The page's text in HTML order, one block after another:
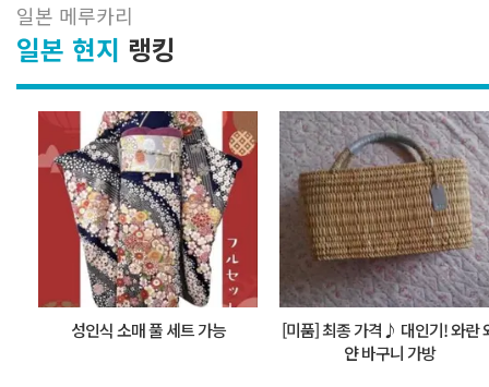
일본 메루카리
일본 현지 랭킹
성인식 소매 풀 세트 가능
[미품] 최종 가격♪ 대인기! 와란
얀 바구니 가방